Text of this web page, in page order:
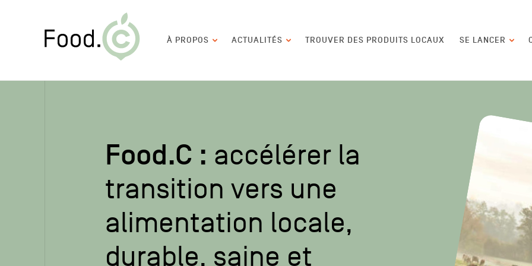
Navigation
À PROPOS ACTUALITÉS TROUVER DES PRODUITS LOCAUX SE LANCER
Food.C : accélérer la
transition vers une
alimentation locale,
durable, saine et